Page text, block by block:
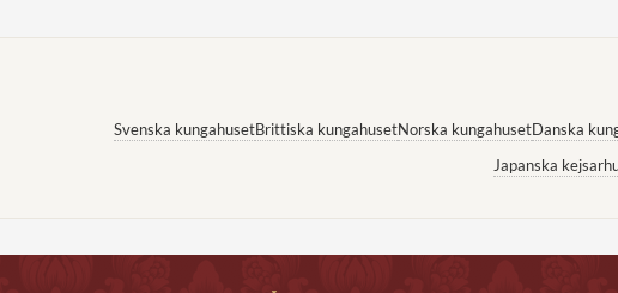
Svenska kungahusetBrittiska kungahusetNorska kungahusetDanska
Japanska